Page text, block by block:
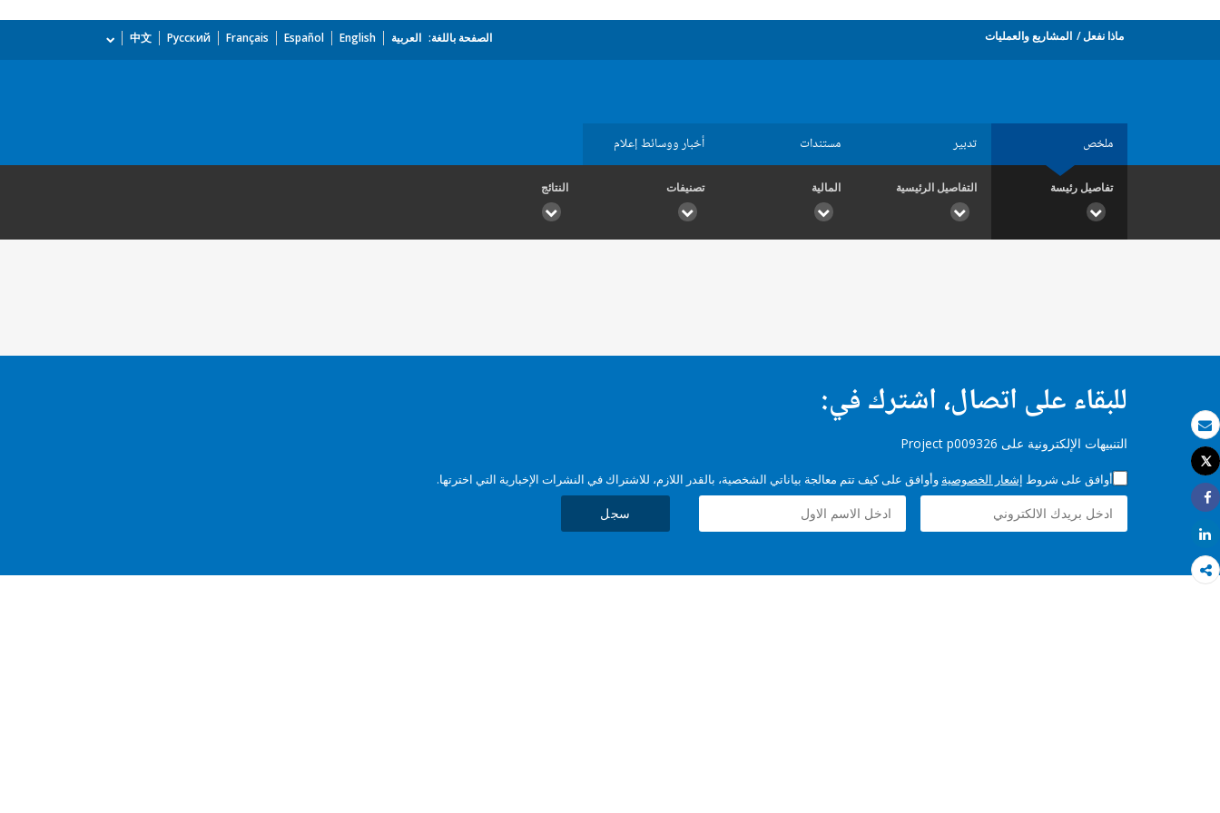
بريد الكتروني
طباعة
Tweet
Share
Share
ماذا نفعل المشاريع والعمليات الصفحة باللغة: العربية English
Español
Français
Русский
中文
ملخص تدبير مستندات أخبار ووسائط إعلام
تفاصيل رئيسة التفاصيل الرئيسية المالية تصنيفات النتائج
للبقاء على اتصال، اشترك في:
التنبيهات الإلكترونية على Project p009326
أوافق على شروط إشعار الخصوصية وأوافق على كيف تتم معالجة بياناتي الشخصية، بالقدر اللازم، للاشتراك في النشرات الإخبارية التي اخترتها.
سجل